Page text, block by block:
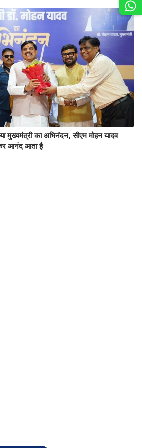
मुख्यमंत्री का अभिनंदन, सीएम मोहन यादव
आनंद आता है